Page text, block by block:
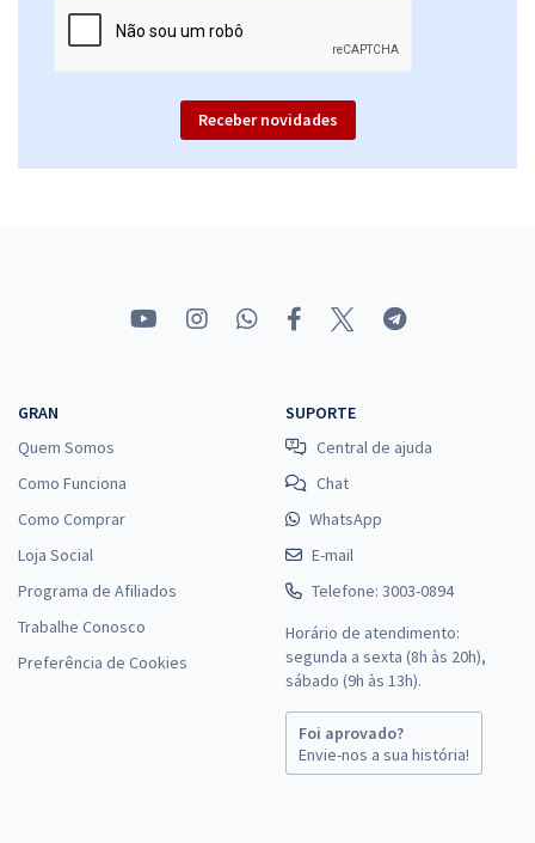
Receber novidades
GRAN
Quem Somos
Como Funciona
Como Comprar
Loja Social
Programa de Afiliados
Trabalhe Conosco
Preferência de Cookies
SUPORTE
Central de ajuda
Chat
WhatsApp
E-mail
Telefone: 3003-0894
Horário de atendimento:
segunda a sexta (8h às 20h),
sábado (9h às 13h).
Foi aprovado?
Envie-nos a sua história!